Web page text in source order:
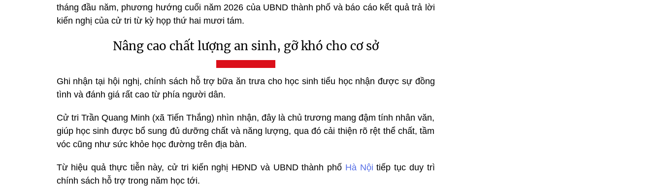
tháng đầu năm, phương hướng cuối năm 2026 của UBND thành phố và báo cáo kết quả trả lời
kiến nghị của cử tri từ kỳ họp thứ hai mươi tám.
Nâng cao chất lượng an sinh, gỡ khó cho cơ sở
Ghi nhận tại hội nghị, chính sách hỗ trợ bữa ăn trưa cho học sinh tiểu học nhận được sự đồng
tình và đánh giá rất cao từ phía người dân.
Cử tri Trần Quang Minh (xã Tiến Thắng) nhìn nhận, đây là chủ trương mang đậm tính nhân văn,
giúp học sinh được bổ sung đủ dưỡng chất và năng lượng, qua đó cải thiện rõ rệt thể chất, tầm
vóc cũng như sức khỏe học đường trên địa bàn.
Từ hiệu quả thực tiễn này, cử tri kiến nghị HĐND và UBND thành phố Hà Nộitiếp tục duy trì
chính sách hỗ trợ trong năm học tới.